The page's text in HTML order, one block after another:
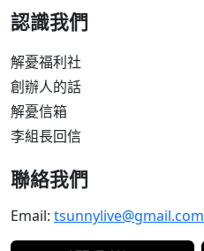
認識我們
解憂福利社
創辦人的話
解憂信箱
李組長回信
聯絡我們
Email: tsunnylive@gmail.com